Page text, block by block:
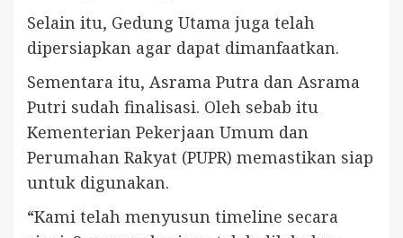
Selain itu, Gedung Utama juga telah
dipersiapkan agar dapat dimanfaatkan.
Sementara itu, Asrama Putra dan Asrama
Putri sudah finalisasi. Oleh sebab itu
Kementerian Pekerjaan Umum dan
Perumahan Rakyat (PUPR) memastikan siap
untuk digunakan.
“Kami telah menyusun timeline secara